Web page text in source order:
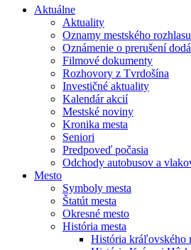
Aktuálne
Aktuality
Oznamy mestského rozhlasu
Oznámenie o prerušení
Filmové dokumenty
Rozhovory z Tvrdošína
Investičné aktuality
Kalendár akcií
Mestské noviny
Kronika mesta
Seniori
Predpoveď počasia
Odchody autobusov a
Mesto
Symboly mesta
Štatút mesta
Okresné mesto
História mesta
História kráľovského